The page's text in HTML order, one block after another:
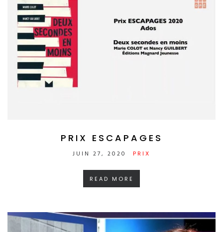
PRIX ESCAPAGES
JUIN 27, 2020 PRIX
READ MORE